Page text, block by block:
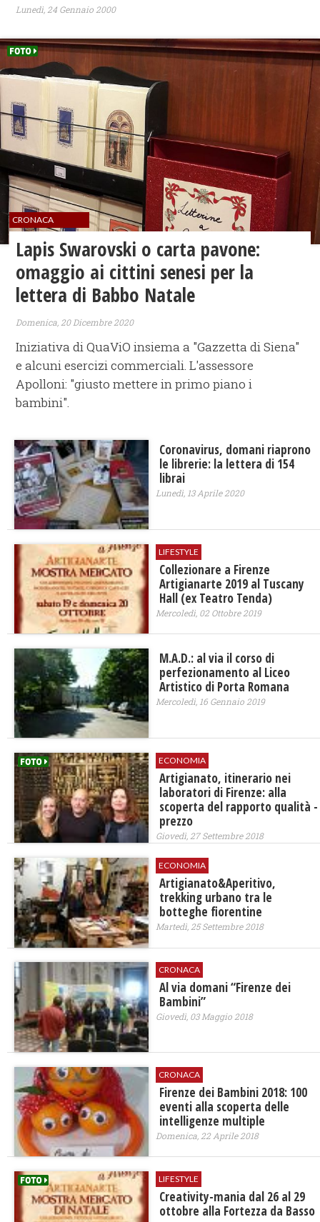
Lunedì, 24 Gennaio 2000
CRONACA
Lapis Swarovski o carta pavone:
omaggio ai cittini senesi per la
lettera di Babbo Natale
Domenica, 20 Dicembre 2020
Iniziativa di QuaViO insiema a "Gazzetta di Siena"
e alcuni esercizi commerciali. L'assessore
Apolloni: "giusto mettere in primo piano i
bambini".
Coronavirus, domani riaprono
le librerie: la lettera di 154
librai
Lunedì, 13 Aprile 2020
LIFESTYLE
Collezionare a Firenze
Artigianarte 2019 al Tuscany
Hall (ex Teatro Tenda)
Mercoledì, 02 Ottobre 2019
M.A.D.: al via il corso di
perfezionamento al Liceo
Artistico di Porta Romana
Mercoledì, 16 Gennaio 2019
ECONOMIA
Artigianato, itinerario nei
laboratori di Firenze: alla
scoperta del rapporto qualità -
prezzo
Giovedì, 27 Settembre 2018
ECONOMIA
Artigianato&Aperitivo,
trekking urbano tra le
botteghe fiorentine
Martedì, 25 Settembre 2018
CRONACA
Al via domani “Firenze dei
Bambini”
Giovedì, 03 Maggio 2018
CRONACA
Firenze dei Bambini 2018: 100
eventi alla scoperta delle
intelligenze multiple
Domenica, 22 Aprile 2018
LIFESTYLE
Creativity-mania dal 26 al 29
ottobre alla Fortezza da Basso